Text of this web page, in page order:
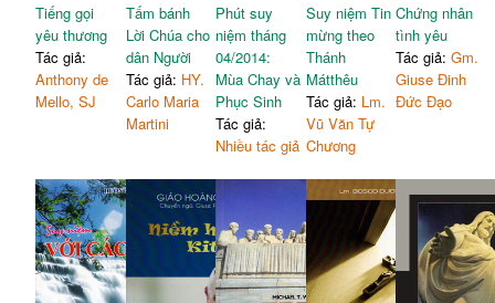
Tiếng gọi
yêu thương
Tác giả:
Anthony de
Mello, SJ
Tấm bánh
Lời Chúa cho
dân Người
Tác giả: HY.
Carlo Maria
Martini
Phút suy
niệm tháng
04/2014:
Mùa Chay và
Phục Sinh
Tác giả:
Nhiều tác giả
Suy niệm Tin
mừng theo
Thánh
Mátthêu
Tác giả: Lm.
Vũ Văn Tự
Chương
Chứng nhân
tình yêu
Tác giả:Gm.
Giuse Đinh
Đức Đạo